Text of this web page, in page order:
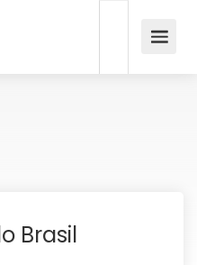
Brasil